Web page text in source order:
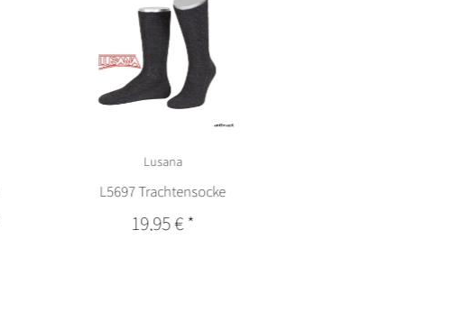
Lusana
L5697 Trachtensocke
19,95 €*